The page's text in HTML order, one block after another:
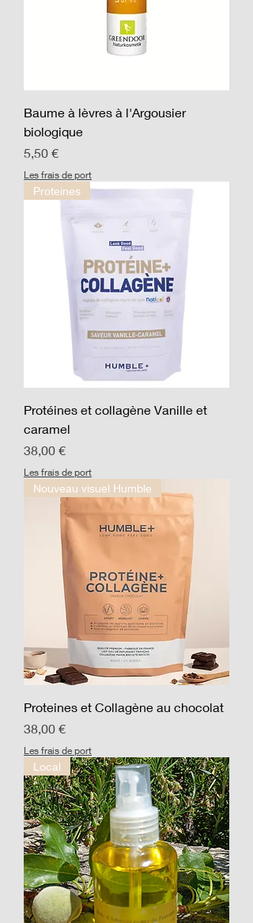
Baume à lèvres à l'Argousier
biologique
Prix
5,50 €
Les frais de port
Proteines
Protéines et collagène Vanille et
caramel
Prix
38,00 €
Les frais de port
Nouveau visuel Humble
Proteines et Collagène au chocolat
Prix
38,00 €
Les frais de port
Local